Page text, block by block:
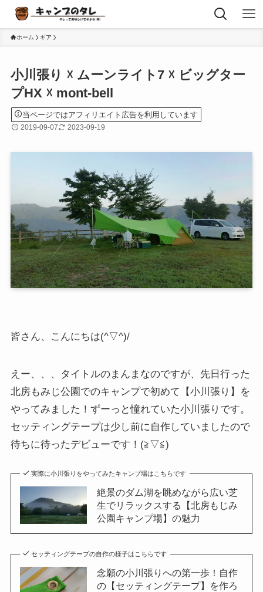
ホーム ギア
小川張り ☓ ムーンライト7 ☓ ビッグター
プHX ☓ mont-bell
当ページではアフィリエイト広告を利用しています
2019-09-07 2023-09-19
皆さん、こんにちは(^▽^)/
えー、、、タイトルのまんまなのですが、先日行った
北房もみじ公園でのキャンプで初めて【小川張り】を
やってみました！ずーっと憧れていた小川張りです。
セッティングテープは少し前に自作していましたので
待ちに待ったデビューです！(≧▽≦)
実際に小川張りをやってみたキャンプ場はこちらです
絶景のダム湖を眺めながら広い芝
生でリラックスする【北房もじみ
公園キャンプ場】の魅力
セッティングテープの自作の様子はこちらです
念願の小川張りへの第一歩！自作
の【セッティングテープ】を作ろ